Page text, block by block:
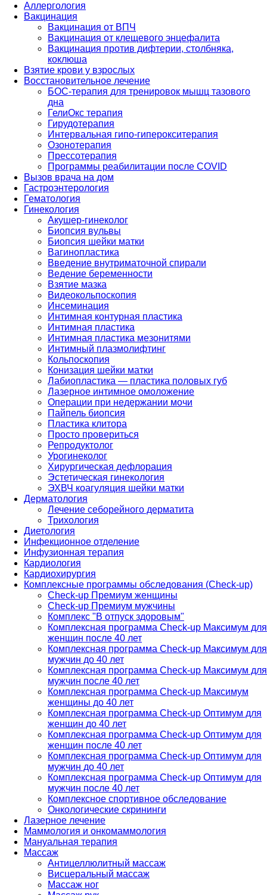
Аллергология
Вакцинация
Вакцинация от ВПЧ
Вакцинация от клещевого энцефалита
Вакцинация против дифтерии, столбняка,
коклюша
Взятие крови у взрослых
Восстановительное лечение
БОС-терапия для тренировок мышц тазового
дна
ГелиОкс терапия
Гирудотерапия
Интервальная гипо-гиперокситерапия
Озонотерапия
Прессотерапия
Программы реабилитации после СOVID
Вызов врача на дом
Гастроэнтерология
Гематология
Гинекология
Акушер-гинеколог
Биопсия вульвы
Биопсия шейки матки
Вагинопластика
Введение внутриматочной спирали
Ведение беременности
Взятие мазка
Видеокольпоскопия
Инсеминация
Интимная контурная пластика
Интимная пластика
Интимная пластика мезонитями
Интимный плазмолифтинг
Кольпоскопия
Конизация шейки матки
Лабиопластика — пластика половых губ
Лазерное интимное омоложение
Операции при недержании мочи
Пайпель биопсия
Пластика клитора
Просто провериться
Репродуктолог
Урогинеколог
Хирургическая дефлорация
Эстетическая гинекология
ЭХВЧ коагуляция шейки матки
Дерматология
Лечение себорейного дерматита
Трихология
Диетология
Инфекционное отделение
Инфузионная терапия
Кардиология
Кардиохирургия
Комплексные программы обследования (Check-up)
Check-up Премиум женщины
Check-up Премиум мужчины
Комплекс "В отпуск здоровым"
Комплексная программа Check-up Максимум для
женщин после 40 лет
Комплексная программа Check-up Максимум для
мужчин до 40 лет
Комплексная программа Check-up Максимум для
мужчин после 40 лет
Комплексная программа Check-up Максимум
женщины до 40 лет
Комплексная программа Check-up Оптимум для
женщин до 40 лет
Комплексная программа Check-up Оптимум для
женщин после 40 лет
Комплексная программа Check-up Оптимум для
мужчин до 40 лет
Комплексная программа Check-up Оптимум для
мужчин после 40 лет
Комплексное спортивное обследование
Онкологические скрининги
Лазерное лечение
Маммология и онкомаммология
Мануальная терапия
Массаж
Антицеллюлитный массаж
Висцеральный массаж
Массаж ног